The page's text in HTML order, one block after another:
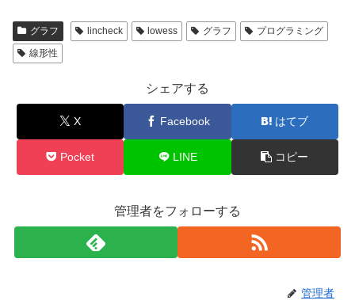
c
e
b
k
tt
er
ail e
er
n
e
グラフ lincheck lowess グラフ
プログラミング
線形性
シェアする
X Facebook はてブ
Pocket LINE コピー
管理者をフォローする
管理者